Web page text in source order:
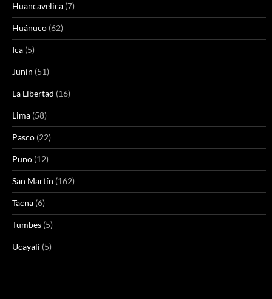
Huancavelica (7)
Huánuco (62)
Ica (5)
Junín (51)
La Libertad (16)
Lima (58)
Pasco (22)
Puno (12)
San Martín (162)
Tacna (6)
Tumbes (5)
Ucayali (5)